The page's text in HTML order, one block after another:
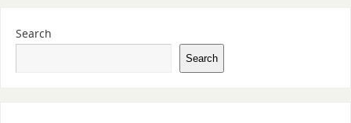
Search
Search